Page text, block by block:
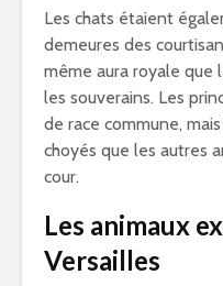
Les chats étaient
demeures des
même aura royale que
les souverains. Les
de race commune,
choyés que les autres
cour.
Les animaux
Versailles